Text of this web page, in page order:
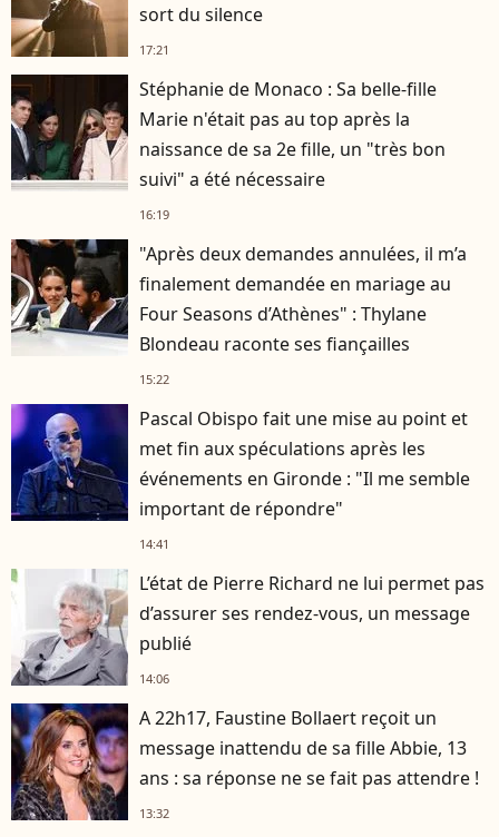
sort du silence
17:21
Stéphanie de Monaco : Sa belle-fille
Marie n'était pas au top après la
naissance de sa 2e fille, un "très bon
suivi" a été nécessaire
16:19
"Après deux demandes annulées, il m’a
finalement demandée en mariage au
Four Seasons d’Athènes" : Thylane
Blondeau raconte ses fiançailles
15:22
Pascal Obispo fait une mise au point et
met fin aux spéculations après les
événements en Gironde : "Il me semble
important de répondre"
14:41
L’état de Pierre Richard ne lui permet pas
d’assurer ses rendez-vous, un message
publié
14:06
A 22h17, Faustine Bollaert reçoit un
message inattendu de sa fille Abbie, 13
ans : sa réponse ne se fait pas attendre !
13:32